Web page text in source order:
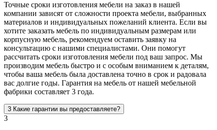
Точные сроки изготовления мебели на заказ в нашей
компании зависят от сложности проекта мебели, выбранных
материалов и индивидуальных пожеланий клиента. Если вы
хотите заказать мебель по индивидуальным размерам или
корпусную мебель, рекомендуем оставить заявку на
консультацию с нашими специалистами. Они помогут
рассчитать сроки изготовления мебели под ваш запрос. Мы
производим мебель быстро и с особым вниманием к деталям,
чтобы ваша мебель была доставлена точно в срок и радовала
вас долгие годы. Гарантия на мебель от нашей мебельной
фабрики составляет 3 года.
3 Какие гарантии вы предоставляете?
3